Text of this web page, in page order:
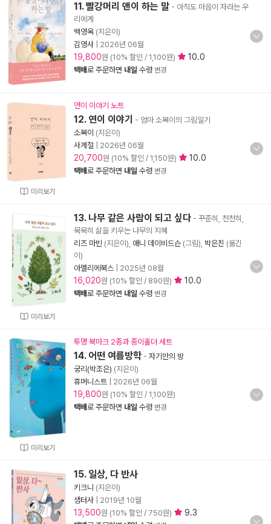
11. 빨강머리 앤이 하는 말 - 아직도 마음이 자라는 우
리에게
백영옥 (지은이)
김영사
2026년 06월
19,800원 (10% 할인 / 1,100원) 10.0
택배로 주문하면 내일 수령 변경
미리보기
연이 이야기 노트
12. 연이 이야기
- 엄마 소복이의 그림일기
소복이 (지은이)
사계절
2026년 06월
20,700원 (10% 할인 / 1,150원) 10.0
택배로 주문하면 내일 수령 변경
미리보기
13. 나무 같은 사람이 되고 싶다 - 꾸준히, 천천히,
묵묵히 삶을 키우는 나무의 지혜
리즈 마빈 (지은이), 애니 데이비드슨 (그림), 박은진 (옮긴
이)
아멜리에북스
2025년 08월
16,020원 (10% 할인 / 890원) 10.0
택배로 주문하면 내일 수령 변경
미리보기
투명 북마크 2종과 종이홀더 세트
14. 어떤 여름방학 - 자기만의 방
궁리(박조은) (지은이)
휴머니스트
2026년 06월
19,800원 (10% 할인 / 1,100원)
택배로 주문하면 내일 수령 변경
15. 일상, 다 반사
키크니 (지은이)
샘터사
2019년 10월
13,500원 (10% 할인 / 750원) 9.3